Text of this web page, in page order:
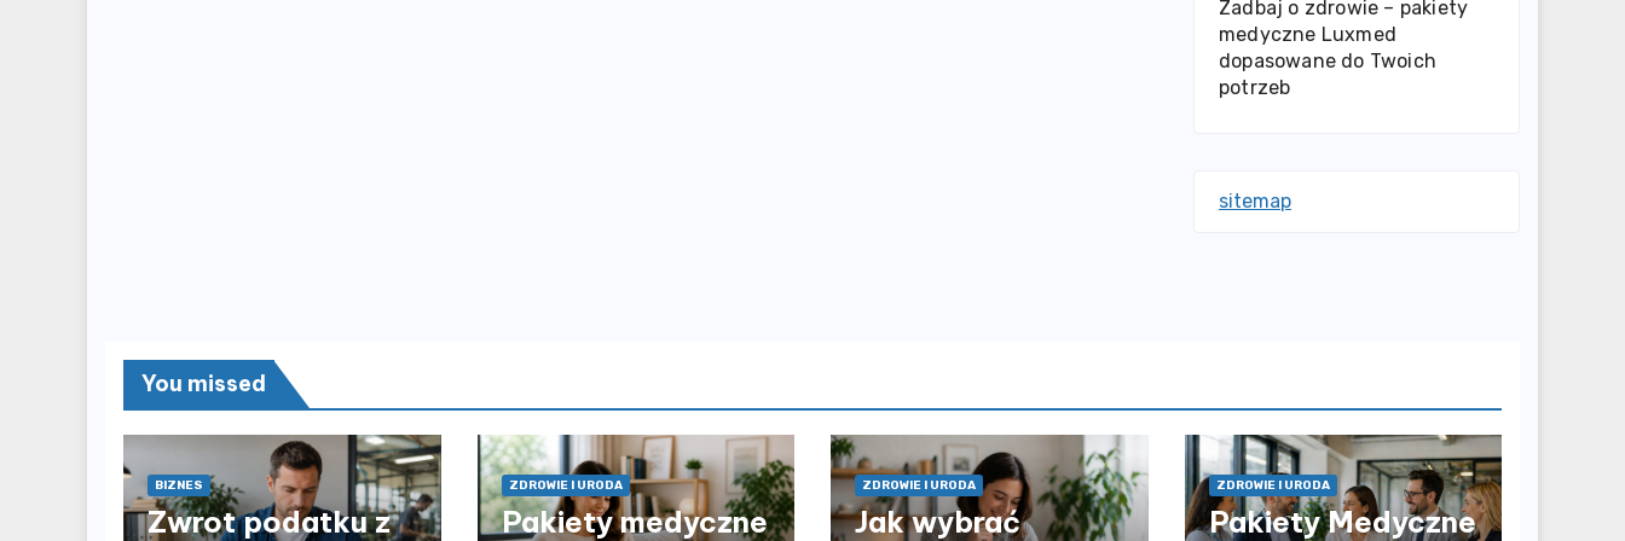
Zadbaj o zdrowie – pakiety
medyczne Luxmed
dopasowane do Twoich
potrzeb
sitemap
You missed
BIZNES
Zwrot podatku z
ZDROWIE I URODA
Pakiety medyczne
ZDROWIE I URODA
Jak wybrać
ZDROWIE I URODA
Pakiety Medyczne